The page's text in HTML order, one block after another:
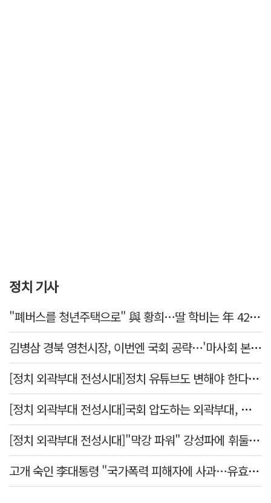
정치 기사
"폐버스를 청년주택으로" 與 황희…딸 학비는 年 4200만원
김병삼 경북 영천시장, 이번엔 국회 공략…'마사회 본사 이전·광역교통망 확충' 요청
[정치 외곽부대 전성시대]정치 유튜브도 변해야 한다 "화합과 존중"
[정치 외곽부대 전성시대]국회 압도하는 외곽부대, 목소리 왜 커지나?
[정치 외곽부대 전성시대]"막강 파워" 강성파에 휘둘리는 여야 …"이슈 메이킹" 커지는 변방의 북소리
고개 숙인 李대통령 "국가폭력 피해자에 사과…유효기간 없는 책임"